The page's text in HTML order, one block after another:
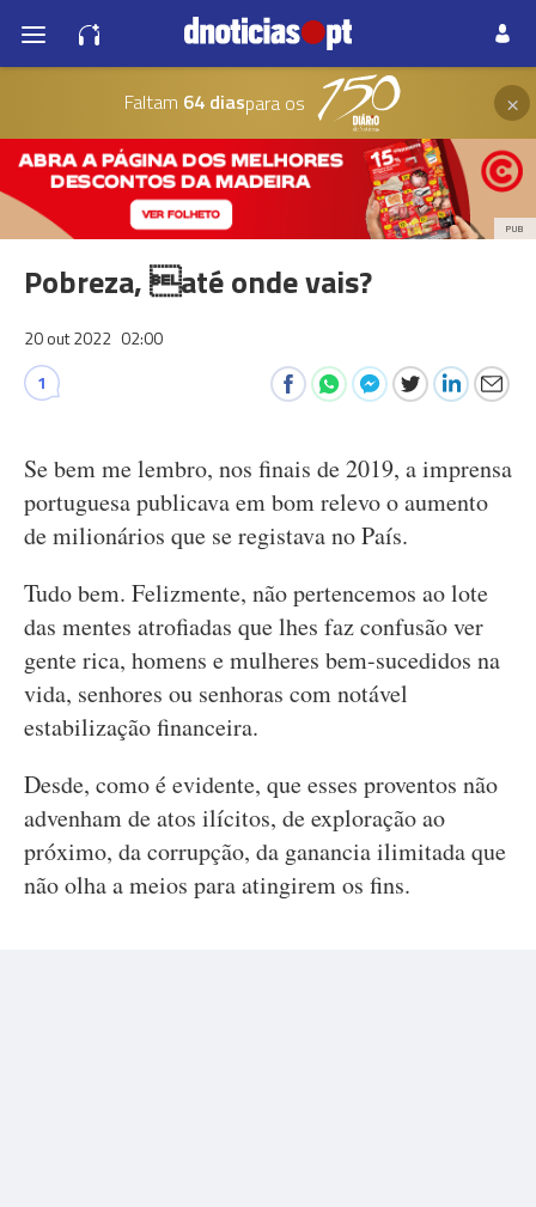
Faltam 64 diaspara os ×
PUB
Pobreza, até onde vais?
20 out 2022 02:00
1
Se bem me lembro, nos finais de 2019, a imprensa
portuguesa publicava em bom relevo o aumento
de milionários que se registava no País.
Tudo bem. Felizmente, não pertencemos ao lote
das mentes atrofiadas que lhes faz confusão ver
gente rica, homens e mulheres bem-sucedidos na
vida, senhores ou senhoras com notável
estabilização financeira.
Desde, como é evidente, que esses proventos não
advenham de atos ilícitos, de exploração ao
próximo, da corrupção, da ganancia ilimitada que
não olha a meios para atingirem os fins.